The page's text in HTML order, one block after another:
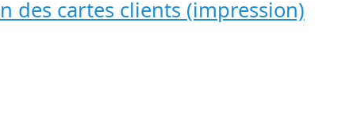
des cartes clients (impression)